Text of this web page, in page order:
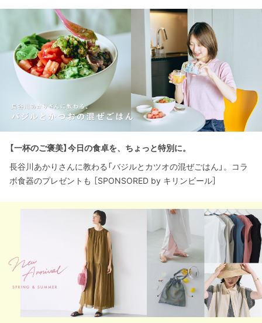
【一杯のご褒美】今日の食卓を、ちょっと特別に。
長谷川あかりさんに教わる「バジルとカツオの混ぜごはん」。コラ
ボ食器のプレゼントも ［SPONSORED by キリンビール］